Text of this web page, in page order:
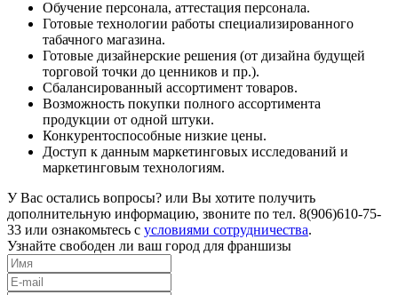
Обучение персонала, аттестация персонала.
Готовые технологии работы специализированного
табачного магазина.
Готовые дизайнерские решения (от дизайна будущей
торговой точки до ценников и пр.).
Сбалансированный ассортимент товаров.
Возможность покупки полного ассортимента
продукции от одной штуки.
Конкурентоспособные низкие цены.
Доступ к данным маркетинговых исследований и
маркетинговым технологиям.
У Вас остались вопросы? или Вы хотите получить
дополнительную информацию, звоните по тел. 8(906)610-75-
33 или ознакомьтесь с условиями сотрудничества.
Узнайте свободен ли ваш город для франшизы